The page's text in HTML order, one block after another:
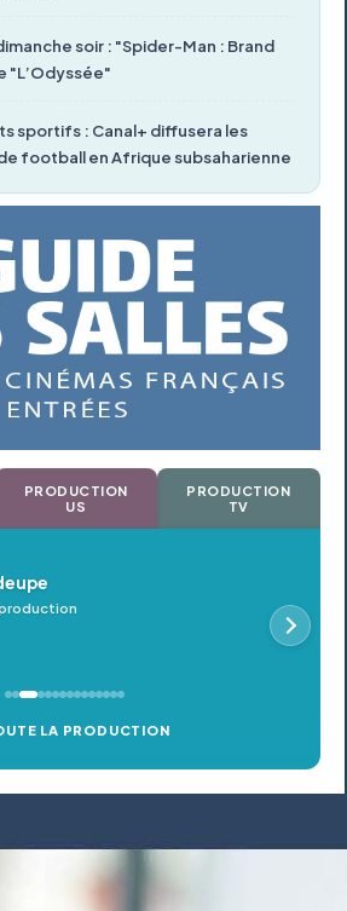
soir : "Spider-Man : Brand
"L’Odyssée"
sportifs : Canal+ diffusera les
football en Afrique subsaharienne
PRODUCTION
US
PRODUCTION
TV
LA PRODUCTION